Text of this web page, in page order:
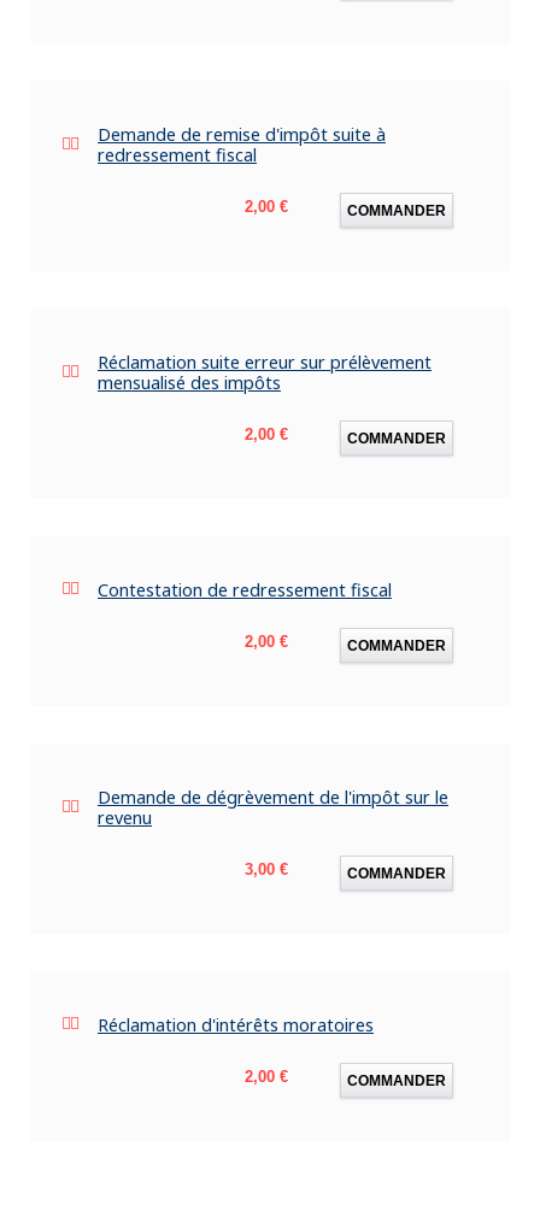
Demande de remise d'impôt suite à
redressement fiscal
Prix
2,00 € COMMANDER
Réclamation suite erreur sur prélèvement
mensualisé des impôts
Prix
2,00 € COMMANDER
Contestation de redressement fiscal
Prix
2,00 € COMMANDER
Demande de dégrèvement de l'impôt sur le
revenu
Prix
3,00 € COMMANDER
Réclamation d'intérêts moratoires
Prix
2,00 € COMMANDER